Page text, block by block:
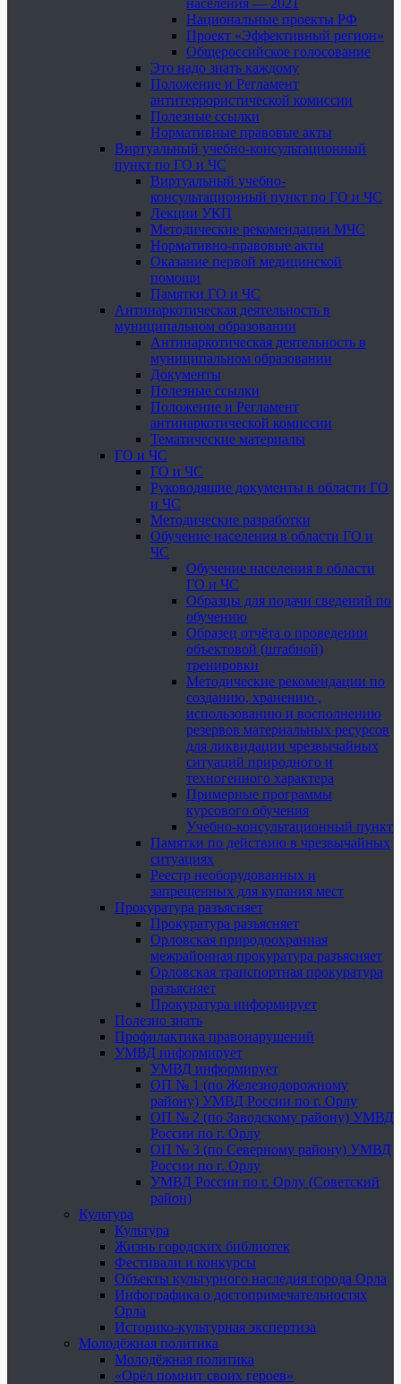
населения — 2021
Национальные проекты РФ
Проект «Эффективный регион»
Общероссийское голосование
Это надо знать каждому
Положение и Регламент
антитеррористической комиссии
Полезные ссылки
Нормативные правовые акты
Виртуальный учебно-консультационный
пункт по ГО и ЧС
Виртуальный учебно-
консультационный пункт по ГО и ЧС
Лекции УКП
Методические рекомендации МЧС
Нормативно-правовые акты
Оказание первой медицинской
помощи
Памятки ГО и ЧС
Антинаркотическая деятельность в
муниципальном образовании
Антинаркотическая деятельность в
муниципальном образовании
Документы
Полезные ссылки
Положение и Регламент
антинаркотической комиссии
Тематические материалы
ГО и ЧС
ГО и ЧС
Руководящие документы в области ГО
и ЧС
Методические разработки
Обучение населения в области ГО и
ЧС
Обучение населения в области
ГО и ЧС
Образцы для подачи сведений по
обучению
Образец отчёта о проведении
объектовой (штабной)
тренировки
Методические рекомендации по
созданию, хранению ,
использованию и восполнению
резервов материальных ресурсов
для ликвидации чрезвычайных
ситуаций природного и
техногенного характера
Примерные программы
курсового обучения
Учебно-консультационный пункт
Памятки по действию в чрезвычайных
ситуациях
Реестр необорудованных и
запрещенных для купания мест
Прокуратура разъясняет
Прокуратура разъясняет
Орловская природоохранная
межрайонная прокуратура разъясняет
Орловская транспортная прокуратура
разъясняет
Прокуратура информирует
Полезно знать
Профилактика правонарушений
УМВД информирует
УМВД информирует
ОП № 1 (по Железнодорожному
району) УМВД России по г. Орлу
ОП № 2 (по Заводскому району) УМВД
России по г. Орлу
ОП № 3 (по Северному району) УМВД
России по г. Орлу
УМВД России по г. Орлу (Советский
район)
Культура
Культура
Жизнь городских библиотек
Фестивали и конкурсы
Объекты культурного наследия города Орла
Инфографика о достопримечательностях
Орла
Историко-культурная экспертиза
Молодёжная политика
Молодёжная политика
«Орёл помнит своих героев»